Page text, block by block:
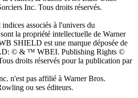
Inc. Tous droits réservés.
associés à l'univers du
la propriété intellectuelle de Warner
SHIELD est une marque déposée de
© & ™ WBEI. Publishing Rights ©
droits réservés pour la publication par
n'est pas affilié à Warner Bros.
ou ses éditeurs.